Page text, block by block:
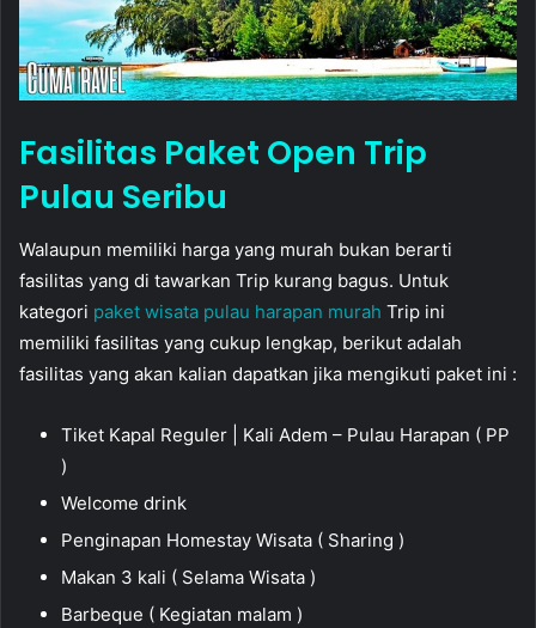
Fasilitas Paket Open Trip
Pulau Seribu
Walaupun memiliki harga yang murah bukan berarti
fasilitas yang di tawarkan Trip kurang bagus. Untuk
kategori paket wisata pulau harapan murah Trip ini
memiliki fasilitas yang cukup lengkap, berikut adalah
fasilitas yang akan kalian dapatkan jika mengikuti paket ini :
Tiket Kapal Reguler | Kali Adem – Pulau Harapan ( PP
)
Welcome drink
Penginapan Homestay Wisata ( Sharing )
Makan 3 kali ( Selama Wisata )
Barbeque ( Kegiatan malam )